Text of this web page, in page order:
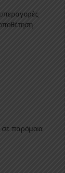
σε παρόμοια